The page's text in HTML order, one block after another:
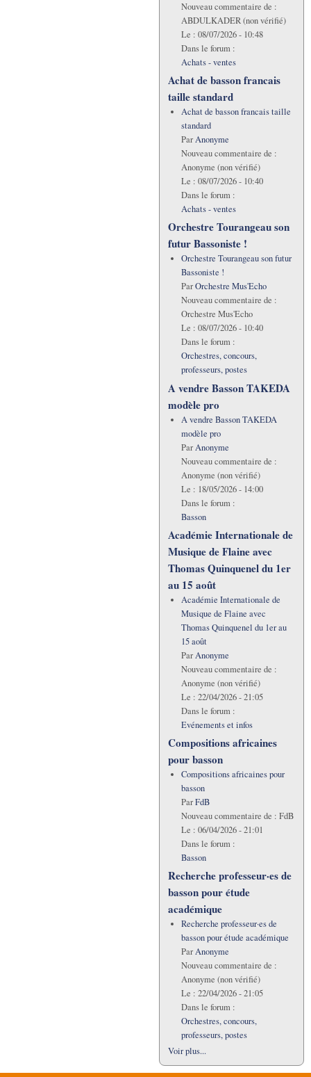
Nouveau commentaire de :
ABDULKADER (non vérifié)
Le : 08/07/2026 - 10:48
Dans le forum :
Achats - ventes
Achat de basson francais
taille standard
Achat de basson francais taille
standard
ParAnonyme
Nouveau commentaire de :
Anonyme (non vérifié)
Le : 08/07/2026 - 10:40
Dans le forum :
Achats - ventes
Orchestre Tourangeau son
futur Bassoniste !
Orchestre Tourangeau son futur
Bassoniste !
ParOrchestre Mus'Echo
Nouveau commentaire de :
Orchestre Mus'Echo
Le : 08/07/2026 - 10:40
Dans le forum :
Orchestres, concours,
professeurs, postes
A vendre Basson TAKEDA
modèle pro
A vendre Basson TAKEDA
modèle pro
ParAnonyme
Nouveau commentaire de :
Anonyme (non vérifié)
Le : 18/05/2026 - 14:00
Dans le forum :
Basson
Académie Internationale de
Musique de Flaine avec
Thomas Quinquenel du 1er
au 15 août
Académie Internationale de
Musique de Flaine avec
Thomas Quinquenel du 1er au
15 août
ParAnonyme
Nouveau commentaire de :
Anonyme (non vérifié)
Le : 22/04/2026 - 21:05
Dans le forum :
Evénements et infos
Compositions africaines
pour basson
Compositions africaines pour
basson
ParFdB
Nouveau commentaire de : FdB
Le : 06/04/2026 - 21:01
Dans le forum :
Basson
Recherche professeur·es de
basson pour étude
académique
Recherche professeur·es de
basson pour étude académique
ParAnonyme
Nouveau commentaire de :
Anonyme (non vérifié)
Le : 22/04/2026 - 21:05
Dans le forum :
Orchestres, concours,
professeurs, postes
Voir plus...